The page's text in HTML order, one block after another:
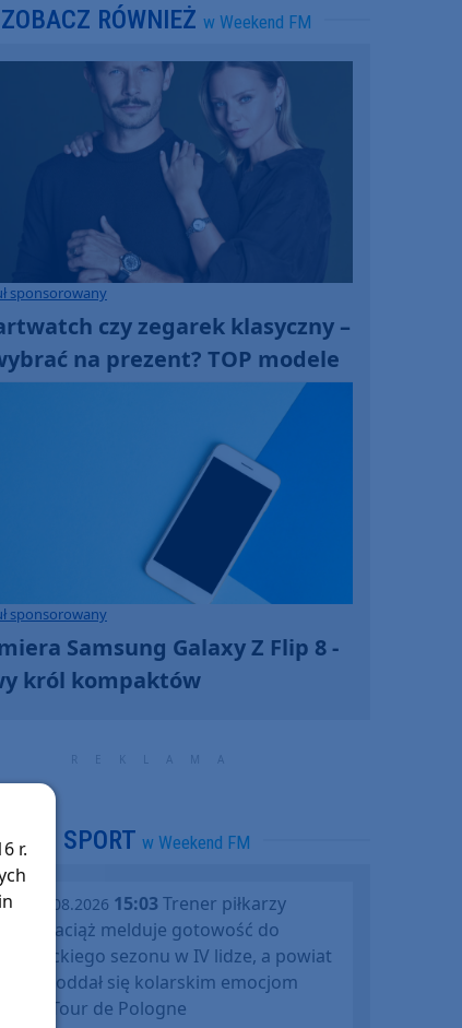
ZOBACZ RÓWNIEŻ w Weekend FM
sponsorowany
czy zegarek klasyczny –
na prezent? TOP modele
sponsorowany
Samsung Galaxy Z Flip 8 -
król kompaktów
SPORT w Weekend FM
07.08.2026 15:03Trener piłkarzy
Raciąż melduje gotowość do
sezonu w IV lidze, a powiat
oddał się kolarskim emocjom
Tour de Pologne
r.